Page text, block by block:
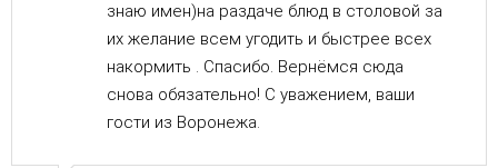
знаю имен)на раздаче блюд в столовой за
их желание всем угодить и быстрее всех
накормить . Спасибо. Вернёмся сюда
снова обязательно! С уважением, ваши
гости из Воронежа.